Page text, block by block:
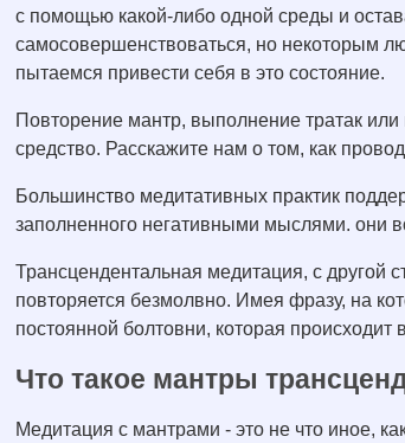
с помощью какой-либо одной среды и
самосовершенствоваться, но некоторым
пытаемся привести себя в это состояние.
Повторение мантр, выполнение тратак
средство. Расскажите нам о том, как
Большинство медитативных практик
заполненного негативными мыслями. они
Трансцендентальная медитация, с другой
повторяется безмолвно. Имея фразу, на
постоянной болтовни, которая происходит
Что такое мантры
Медитация с мантрами - это не что иное,